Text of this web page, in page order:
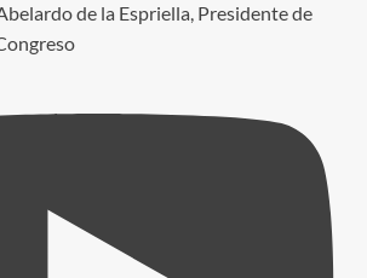
de la Espriella, Presidente de